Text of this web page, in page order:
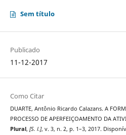
Sem título
Publicado
11-12-2017
Como Citar
DUARTE, Antônio Ricardo Calazans. A
PROCESSO DE APERFEIÇOAMENTO DA
Plural, [S. l.], v. 3, n. 2, p. 1–3, 2017.